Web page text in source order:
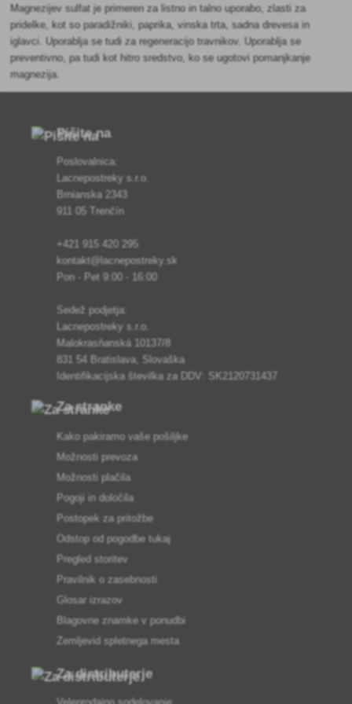
Magnezijev sulfat je primeren za listno in talno uporabo, zlasti za
pridelke, kot so paradižniki, paprika, vinska trta, sadna drevesa in
iglavci. Uporablja se tudi za regeneracijo travnikov. Uporablja se
preventivno, pa tudi kot hitro sredstvo, ko se ugotovi pomanjkanje
magnezija.
Pišite na
Poslovalnica:
Lacnepostreky s.r.o.
Brnianska 2343
911 05 Trenčín
+421 915 420 295
kontakt@lacnepostreky.sk
Pon - Pet 9:00 - 16:00
Sedež podjetja:
Lacnepostreky s.r.o.
Malokrasňanská 10137/8
831 54 Bratislava, Slovaška
Identifikacijska številka za DDV: SK2120731437
Za stranke
Kako pakiramo vaše pošiljke
Možnosti prevoza
Možnosti plačila
Pogoji in določila
Postopek za pritožbe
Odstop od pogodbe tukaj
Pregled storitev
Pravilnik o zasebnosti
Glosar izrazov
Blagovne znamke v ponudbi
Zemljevid spletnega mesta
Za distributerje